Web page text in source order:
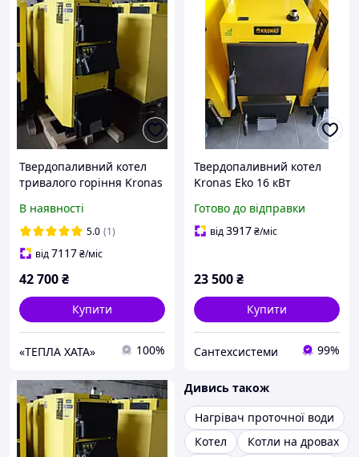
Твердопаливний котел
тривалого горіння Kronas
В наявності
5.0 (1)
від7117₴/міс
42 700₴
Купити
«ТЕПЛА ХАТА» 100%
Твердопаливний котел
Kronas Eko 16 кВт
Готово до відправки
від3917₴/міс
23 500₴
Купити
Сантехсистеми 99%
Дивись також
Нагрівач проточної води
Котел
Котли на дровах